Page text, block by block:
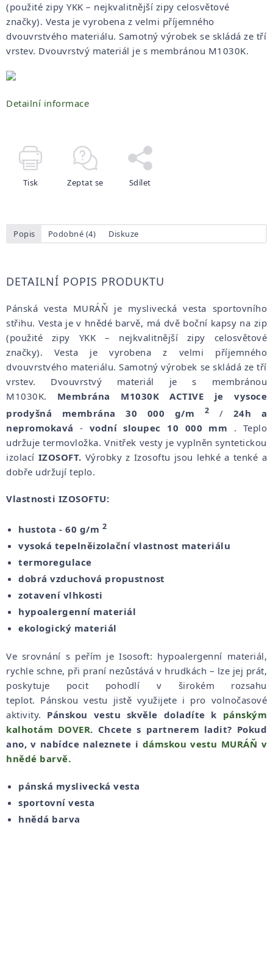
(použité zipy YKK – nejkvalitnější zipy celosvětové
značky). Vesta je vyrobena z velmi příjemného
dvouvrstvého materiálu. Samotný výrobek se skládá ze tří
vrstev. Dvouvrstvý materiál je s membránou M1030K.
Detailní informace
Tisk Zeptat se Sdílet
Popis Podobné (4) Diskuze
DETAILNÍ POPIS PRODUKTU
Pánská vesta MURÁŇ je myslivecká vesta sportovního
střihu. Vesta je v hnědé barvě, má dvě boční kapsy na zip
(použité zipy YKK – nejkvalitnější zipy celosvětové
značky). Vesta je vyrobena z velmi příjemného
dvouvrstvého materiálu. Samotný výrobek se skládá ze tří
vrstev. Dvouvrstvý materiál je s membránou
M1030K. Membrána M1030KACTIVE je vysoce
prodyšná membrána 30 000 g/m
2 / 24h a
nepromokavá - vodní sloupec 10 000 mm . Teplo
udržuje termovložka. Vnitřek vesty je vyplněn syntetickou
izolací IZOSOFT. Výrobky z Izosoftu jsou lehké a tenké a
dobře udržují teplo.
Vlastnosti IZOSOFTU:
hustota - 60 g/m 2
vysoká tepelněizolační vlastnost materiálu
termoregulace
dobrá vzduchová propustnost
zotavení vlhkosti
hypoalergenní materiál
ekologický materiál
Ve srovnání s peřím je Isosoft: hypoalergenní materiál,
rychle schne, při praní nezůstává v hrudkách – lze jej prát,
poskytuje pocit pohodlí v širokém rozsahu
teplot. Pánskou vestu jistě využijete i pro volnočasové
aktivity. Pánskou vestu skvěle doladíte k pánským
kalhotám DOVER. Chcete s partnerem ladit? Pokud
ano, v nabídce naleznete i dámskou vestu MURÁŇ v
hnědé barvě.
pánská myslivecká vesta
sportovní vesta
hnědá barva